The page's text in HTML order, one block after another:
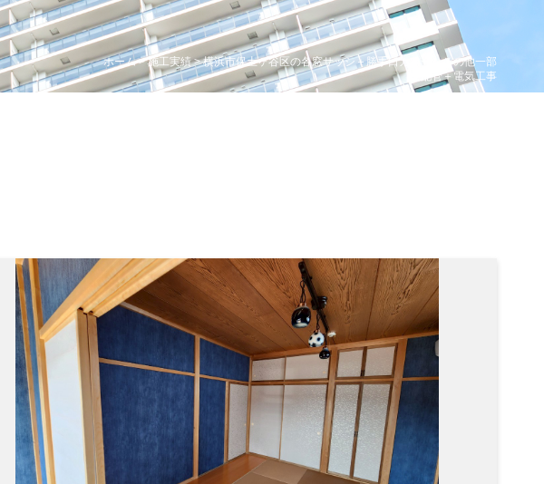
ホーム>施工実績>横浜市保土ヶ谷区の各窓サッシ＋勝手口カバー その他一部
配管＋電気工事